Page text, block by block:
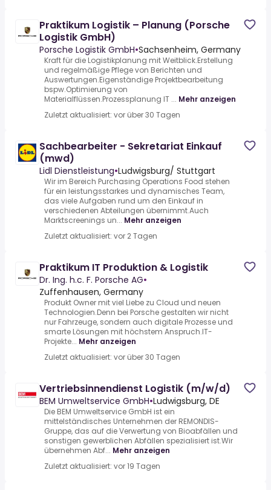
Praktikum Logistik – Planung (Porsche
Logistik GmbH)
Porsche Logistik GmbH•Sachsenheim, Germany
Kraft für die Logistikplanung mit Weitblick.Erstellung
und regelmäßige Pflege von Berichten und
Auswertungen.Eigenständige Projektbearbeitung
bspw.Optimierung von
Materialflüssen.Prozessplanung IT ... Mehr anzeigen
Zuletzt aktualisiert: vor über 30 Tagen
Sachbearbeiter - Sekretariat Einkauf
(mwd)
Lidl Dienstleistung•Ludwigsburg/ Stuttgart
Wir im Bereich Purchasing Operations Food stehen
für ein leistungsstarkes und dynamisches Team,
das viele Aufgaben rund um den Einkauf in
verschiedenen Abteilungen übernimmt.Auch
Marktscreenings un... Mehr anzeigen
Zuletzt aktualisiert: vor 2 Tagen
Praktikum IT Produktion & Logistik
Dr. Ing. h.c. F. Porsche AG•
Zuffenhausen, Germany
Produkt Owner mit viel Liebe zu Cloud und neuen
Technologien.Denn bei Porsche gestalten wir nicht
nur Fahrzeuge, sondern auch digitale Prozesse und
smarte Lösungen mit höchstem Anspruch.IT-
Projekte... Mehr anzeigen
Zuletzt aktualisiert: vor über 30 Tagen
Vertriebsinnendienst Logistik (m/w/d)
BEM Umweltservice GmbH•Ludwigsburg, DE
Die BEM Umweltservice GmbH ist ein
mittelständisches Unternehmen der REMONDIS-
Gruppe, das auf die Verwertung von Bioabfällen und
sonstigen gewerblichen Abfällen spezialisiert ist.Wir
übernehmen Abf... Mehr anzeigen
Zuletzt aktualisiert: vor 19 Tagen